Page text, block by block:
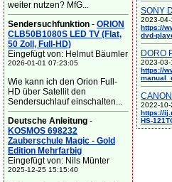
weiter nutzen? MfG...
Sendersuchfunktion - ORION
CLB50B1080S LED TV (Flat,
50 Zoll, Full-HD)
Eingefügt von: Helmut Bäumler
2026-01-01 07:23:05
Wie kann ich den Orion Full-
HD über Satellit den
Sendersuchlauf einschalten...
Deutsche Anleitung -
KOSMOS 698232
Zauberschule Magic - Gold
Edition Mehrfarbig
Eingefügt von: Nils Münter
2025-12-25 15:15:40
SONY
2023-
https://
dvd-
DORO
2023-
https://
2022-
https://
HS-